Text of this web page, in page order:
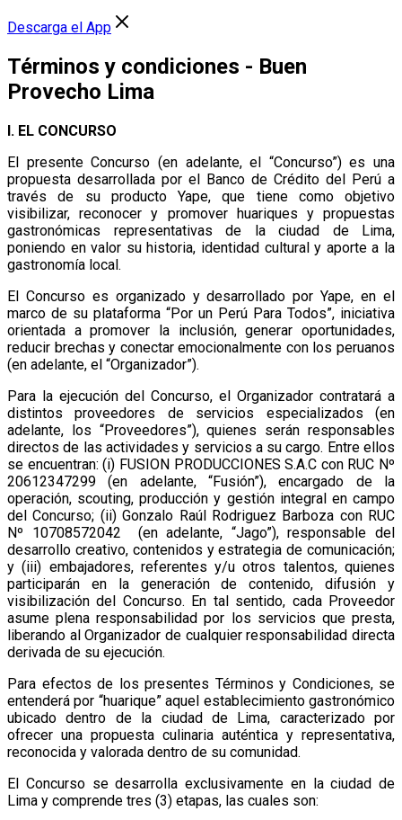
Descarga el App
Términos y condiciones - Buen
Provecho Lima
I. EL CONCURSO
El presente Concurso (en adelante, el “Concurso”) es una
propuesta desarrollada por el Banco de Crédito del Perú a
través de su producto Yape, que tiene como objetivo
visibilizar, reconocer y promover huariques y propuestas
gastronómicas representativas de la ciudad de Lima,
poniendo en valor su historia, identidad cultural y aporte a la
gastronomía local.
El Concurso es organizado y desarrollado por Yape, en el
marco de su plataforma “Por un Perú Para Todos”, iniciativa
orientada a promover la inclusión, generar oportunidades,
reducir brechas y conectar emocionalmente con los peruanos
(en adelante, el “Organizador”).
Para la ejecución del Concurso, el Organizador contratará a
distintos proveedores de servicios especializados (en
adelante, los “Proveedores”), quienes serán responsables
directos de las actividades y servicios a su cargo. Entre ellos
se encuentran: (i) FUSION PRODUCCIONES S.A.C con RUC Nº
20612347299 (en adelante, “Fusión”), encargado de la
operación, scouting, producción y gestión integral en campo
del Concurso; (ii) Gonzalo Raúl Rodriguez Barboza con RUC
Nº 10708572042 (en adelante, “Jago”), responsable del
desarrollo creativo, contenidos y estrategia de comunicación;
y (iii) embajadores, referentes y/u otros talentos, quienes
participarán en la generación de contenido, difusión y
visibilización del Concurso. En tal sentido, cada Proveedor
asume plena responsabilidad por los servicios que presta,
liberando al Organizador de cualquier responsabilidad directa
derivada de su ejecución.
Para efectos de los presentes Términos y Condiciones, se
entenderá por “huarique” aquel establecimiento gastronómico
ubicado dentro de la ciudad de Lima, caracterizado por
ofrecer una propuesta culinaria auténtica y representativa,
reconocida y valorada dentro de su comunidad.
El Concurso se desarrolla exclusivamente en la ciudad de
Lima y comprende tres (3) etapas, las cuales son: